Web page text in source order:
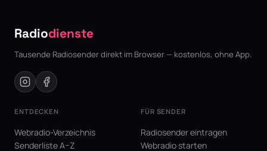
Radiodienste
Tausende Radiosender direkt im Browser — kostenlos, ohne App.
ENTDECKEN
Webradio-Verzeichnis
Senderliste A–Z
FÜR SENDER
Radiosender eintragen
Webradio starten